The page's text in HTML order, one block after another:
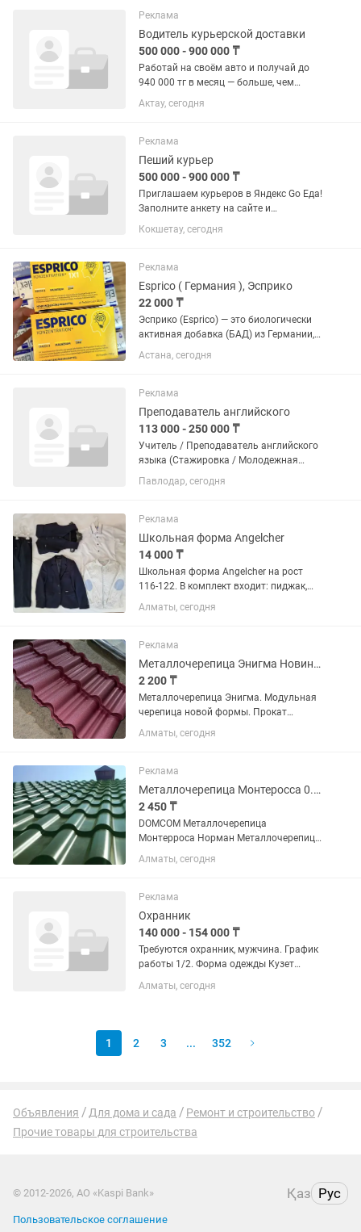
клиентам, на юбилеи компаний,...
Реклама
Водитель курьерской доставки
500 000 - 900 000 ₸
Работай на своём авто и получай до
940 000 тг в месяц — больше, чем
рулём такси! Доставка еды —
стабильный спрос, короткие маршруты
Доход выше среднего по такси...
Актау, сегодня
Реклама
Пеший курьер
500 000 - 900 000 ₸
Приглашаем курьеров в Яндекс Go Еда!
Заполните анкету на сайте и
зарабатывайте уже сегодня! Работайте
пешком, на велосипеде, мотоцикле или
вас...
Кокшетау, сегодня
Реклама
Esprico ( Германия ), Эсприко
22 000 ₸
Эсприко (Esprico) — это биологически
активная добавка (БАД) из Германии,
разработанная для диетического
лечения детей от 5 лет с СДВГ
гиперактивности). Препарат...
Астана, сегодня
Реклама
Преподаватель английского
113 000 - 250 000 ₸
Учитель / Преподаватель английского
языка (Стажировка / Молодежная
практика) О работодателе: Центр
современных языков «Лингвастан»
позицию преподавателя в рамках...
Павлодар, сегодня
Реклама
Школьная форма Angelcher
14 000 ₸
Школьная форма Angelcher на рост
116-122. В комплект входит: пиджак,
жилетка, брюки, рубашка с коротким
рукавом, рубашка с длинным рукавом .
пиджака - 48...
Алматы, сегодня
Реклама
Металлочерепица Энигма Новинка
2 200 ₸
Металлочерепица Энигма. Модульная
черепица новой формы. Прокат
производиться с Корейского и
Российского металла. Толщина 0.45 и
Работаем напрямую от завода
изготовителя....
Алматы, сегодня
Реклама
Металлочерепица Монтеросса 0.45--0.50
2 450 ₸
DOMCOM Металлочерепица
Монтерроса Норман Металлочерепица
Монтерроса Норман Фирменная
гарантия Характеристики:
металлочерепицы Монтерроса
скандинавского типа с улучшенной...
Алматы, сегодня
Реклама
Охранник
140 000 - 154 000 ₸
Требуются охранник, мужчина. График
работы 1/2. Форма одежды Кузет
Алматы, сегодня
1 2 3 ... 352
Объявления Для дома и сада
Ремонт и строительство
Прочие товары для строительства
© 2012-2026, АО «Kaspi Bank» Қаз Рус
Пользовательское соглашение